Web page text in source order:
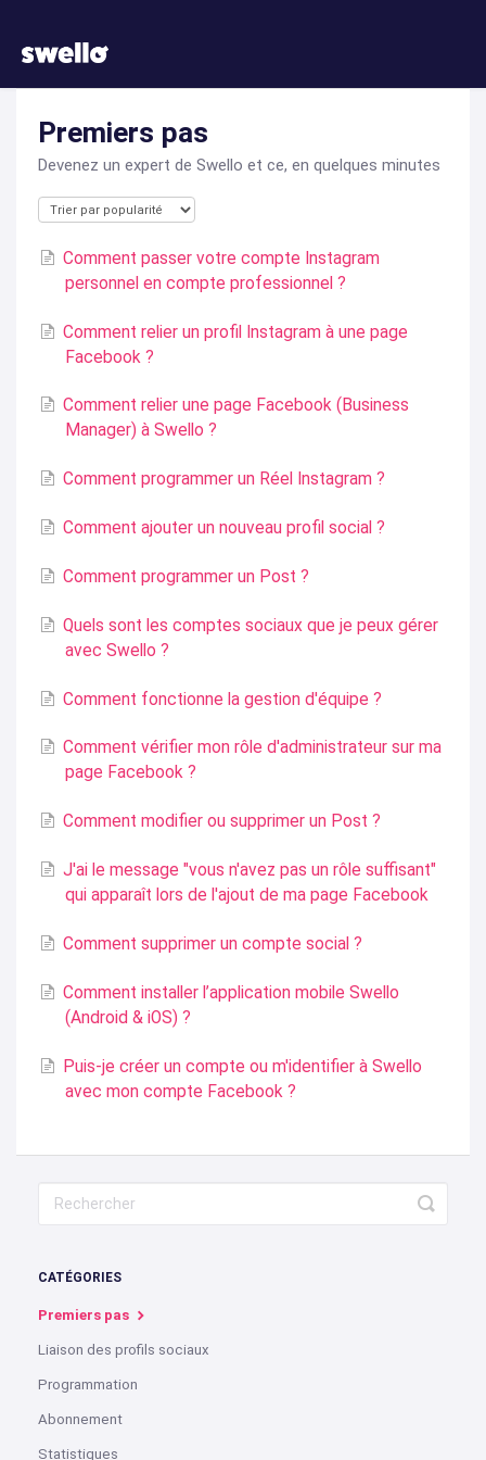
Premiers pas
Devenez un expert de Swello et ce, en quelques minutes
Comment passer votre compte Instagram
personnel en compte professionnel ?
Comment relier un profil Instagram à une page
Facebook ?
Comment relier une page Facebook (Business
Manager) à Swello ?
Comment programmer un Réel Instagram ?
Comment ajouter un nouveau profil social ?
Comment programmer un Post ?
Quels sont les comptes sociaux que je peux gérer
avec Swello ?
Comment fonctionne la gestion d'équipe ?
Comment vérifier mon rôle d'administrateur sur ma
page Facebook ?
Comment modifier ou supprimer un Post ?
J'ai le message "vous n'avez pas un rôle suffisant"
qui apparaît lors de l'ajout de ma page Facebook
Comment supprimer un compte social ?
Comment installer l’application mobile Swello
(Android & iOS) ?
Puis-je créer un compte ou m'identifier à Swello
avec mon compte Facebook ?
CATÉGORIES
Premiers pas
Liaison des profils sociaux
Programmation
Abonnement
Statistiques